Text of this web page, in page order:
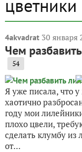
4akvadrat 30 января
Чем
54
Я уже писала, что
хаотично
году мои
плохо цвели,
сделать клумбу из
от...